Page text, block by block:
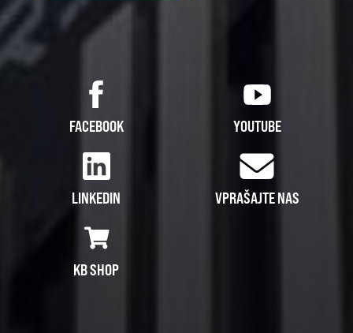
FACEBOOK YOUTUBE
LINKEDIN VPRAŠAJTE NAS
KB SHOP